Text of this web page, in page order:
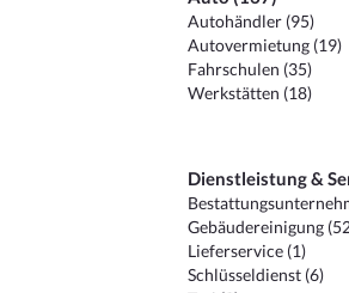
Autohändler (95)
Autovermietung (19)
Fahrschulen (35)
Werkstätten (18)
Dienstleistung &
Gebäudereinigung
Lieferservice (1)
Schlüsseldienst (6)